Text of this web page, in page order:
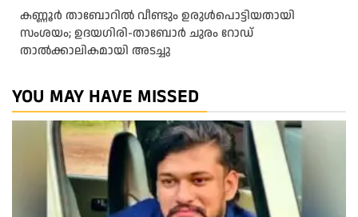
കണ്ണൂർ താബോറിൽ വീണ്ടും ഉരുൾപൊട്ടിയതായി
സംശയം; ഉദയഗിരി-താബോർ ചുരം റോഡ്
താൽക്കാലികമായി അടച്ചു
YOU MAY HAVE MISSED